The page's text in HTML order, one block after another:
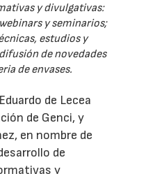
y divulgativas:
y seminarios;
estudios y
de novedades
de envases.
de Lecea
de Genci, y
en nombre de
de
y